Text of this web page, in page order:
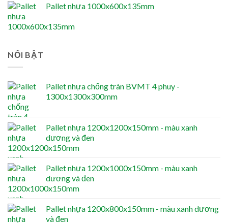
Pallet nhựa 1000x600x135mm
NỔI BẬT
Pallet nhựa chống tràn BVMT 4 phuy -
1300x1300x300mm
Pallet nhựa 1200x1200x150mm - màu xanh
dương và đen
Pallet nhựa 1200x1000x150mm - màu xanh
dương và đen
Pallet nhựa 1200x800x150mm - màu xanh dương
và đen